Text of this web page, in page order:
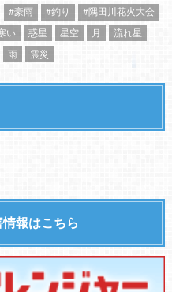
#豪雨 #釣り
#隅田川花火大会
い 惑星 星空 月
流れ星
雨 震災
報はこちら